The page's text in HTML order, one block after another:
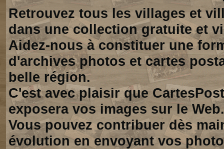
Retrouvez tous les villages et
dans une collection gratuite et
Aidez-nous à constituer une
d'archives photos et cartes
belle région.
C'est avec plaisir que
exposera vos images sur le Web.
Vous pouvez contribuer dès
évolution en envoyant vos